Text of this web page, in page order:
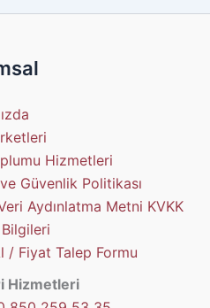
Hizmetleri
Güvenlik Politikası
Aydınlatma Metni KVKK
/ Fiyat Talep Formu
Hizmetleri